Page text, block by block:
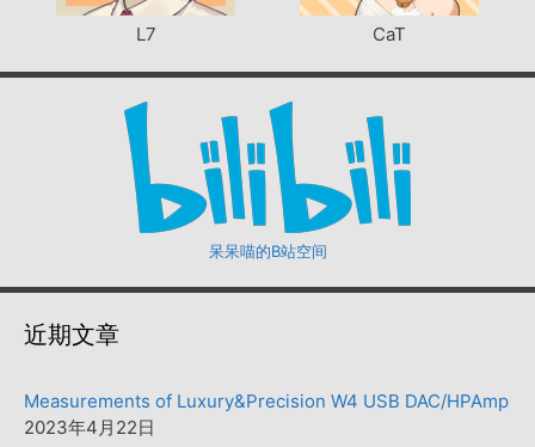
L7 CaT
呆呆喵的B站空间
近期文章
Measurements of Luxury&Precision W4 USB DAC/HPAmp
2023年4月22日